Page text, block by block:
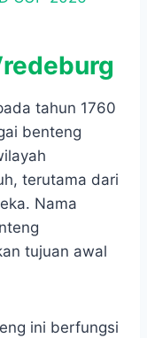
tahun 1760
benteng
terutama dari
Nama
tujuan awal
ini berfungsi